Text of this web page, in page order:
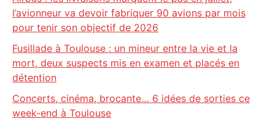
l’avionneur va devoir fabriquer 90 avions par mois
pour tenir son objectif de 2026
Fusillade à Toulouse : un mineur entre la vie et la
mort, deux suspects mis en examen et placés en
détention
Concerts, cinéma, brocante… 6 idées de sorties ce
week-end à Toulouse